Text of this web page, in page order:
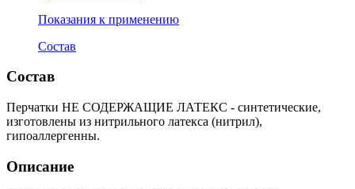
Показания к применению
Состав
Состав
Перчатки НЕ СОДЕРЖАЩИЕ ЛАТЕКС - синтетические,
изготовлены из нитрильного латекса (нитрил),
гипоаллергенны.
Описание